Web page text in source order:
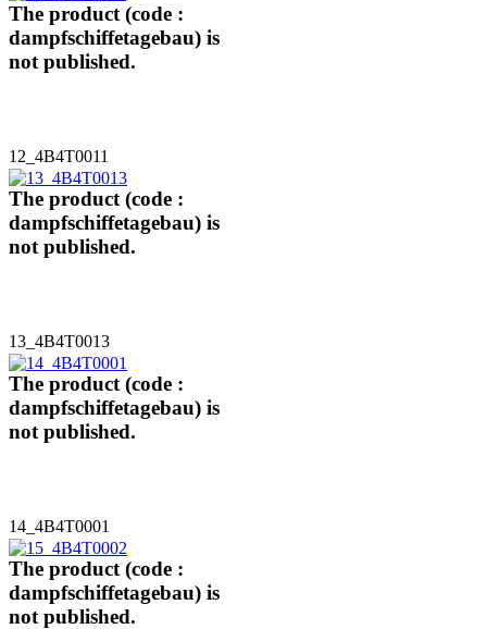
The product (code :
dampfschiffetagebau) is
not published.
12_4B4T0011
The product (code :
dampfschiffetagebau) is
not published.
13_4B4T0013
The product (code :
dampfschiffetagebau) is
not published.
14_4B4T0001
The product (code :
dampfschiffetagebau) is
not published.